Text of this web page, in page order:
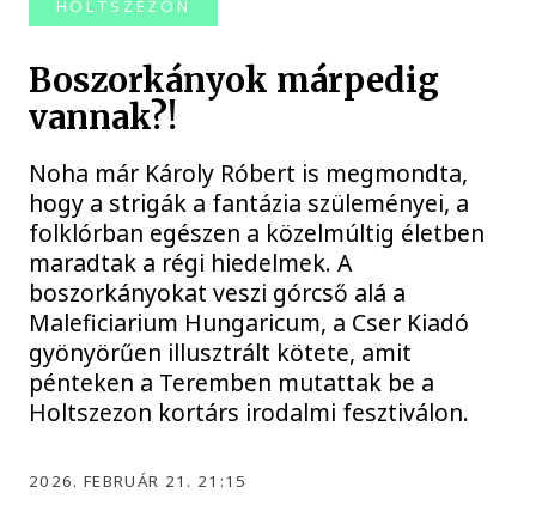
HOLTSZEZON
Boszorkányok márpedig
vannak?!
Noha már Károly Róbert is megmondta,
hogy a strigák a fantázia szüleményei, a
folklórban egészen a közelmúltig életben
maradtak a régi hiedelmek. A
boszorkányokat veszi górcső alá a
Maleficiarium Hungaricum, a Cser Kiadó
gyönyörűen illusztrált kötete, amit
pénteken a Teremben mutattak be a
Holtszezon kortárs irodalmi fesztiválon.
2026. FEBRUÁR 21. 21:15